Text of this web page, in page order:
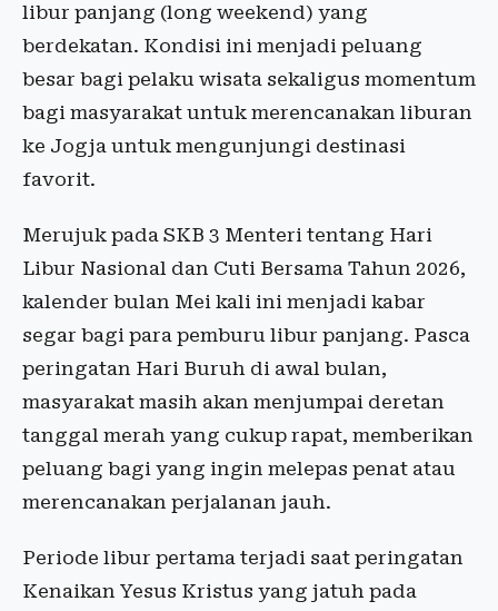
libur panjang (long weekend) yang
berdekatan. Kondisi ini menjadi peluang
besar bagi pelaku wisata sekaligus momentum
bagi masyarakat untuk merencanakan liburan
ke Jogja untuk mengunjungi destinasi
favorit.
Merujuk pada SKB 3 Menteri tentang Hari
Libur Nasional dan Cuti Bersama Tahun 2026,
kalender bulan Mei kali ini menjadi kabar
segar bagi para pemburu libur panjang. Pasca
peringatan Hari Buruh di awal bulan,
masyarakat masih akan menjumpai deretan
tanggal merah yang cukup rapat, memberikan
peluang bagi yang ingin melepas penat atau
merencanakan perjalanan jauh.
Periode libur pertama terjadi saat peringatan
Kenaikan Yesus Kristus yang jatuh pada